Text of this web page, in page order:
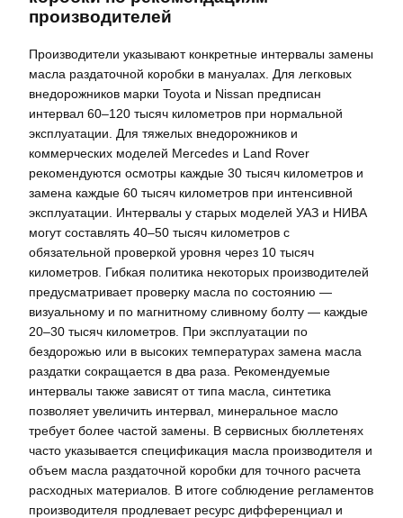
производителей
Производители указывают конкретные интервалы замены
масла раздаточной коробки в мануалах. Для легковых
внедорожников марки Toyota и Nissan предписан
интервал 60–120 тысяч километров при нормальной
эксплуатации. Для тяжелых внедорожников и
коммерческих моделей Mercedes и Land Rover
рекомендуются осмотры каждые 30 тысяч километров и
замена каждые 60 тысяч километров при интенсивной
эксплуатации. Интервалы у старых моделей УАЗ и НИВА
могут составлять 40–50 тысяч километров с
обязательной проверкой уровня через 10 тысяч
километров. Гибкая политика некоторых производителей
предусматривает проверку масла по состоянию —
визуальному и по магнитному сливному болту — каждые
20–30 тысяч километров. При эксплуатации по
бездорожью или в высоких температурах замена масла
раздатки сокращается в два раза. Рекомендуемые
интервалы также зависят от типа масла, синтетика
позволяет увеличить интервал, минеральное масло
требует более частой замены. В сервисных бюллетенях
часто указывается спецификация масла производителя и
объем масла раздаточной коробки для точного расчета
расходных материалов. В итоге соблюдение регламентов
производителя продлевает ресурс дифференциал и